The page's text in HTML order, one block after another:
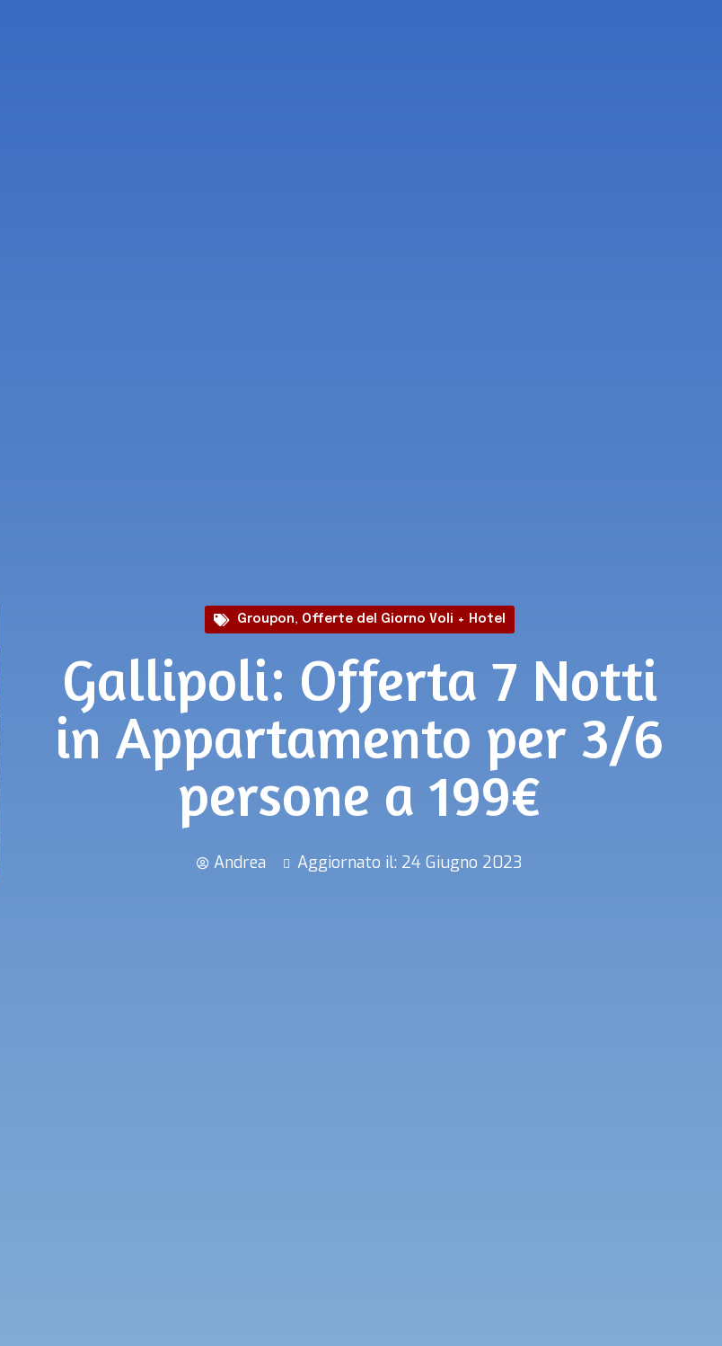
Groupon, Offerte del Giorno Voli + Hotel
Gallipoli: Offerta 7 Notti
in Appartamento per 3/6
persone a 199€
Andrea Aggiornato il: 24 Giugno 2023